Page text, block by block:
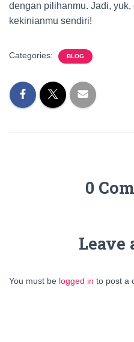
dengan pilihanmu. Jadi,
kekinianmu sendiri!
Categories: BLOG
0
Leave
You must be logged in to post a